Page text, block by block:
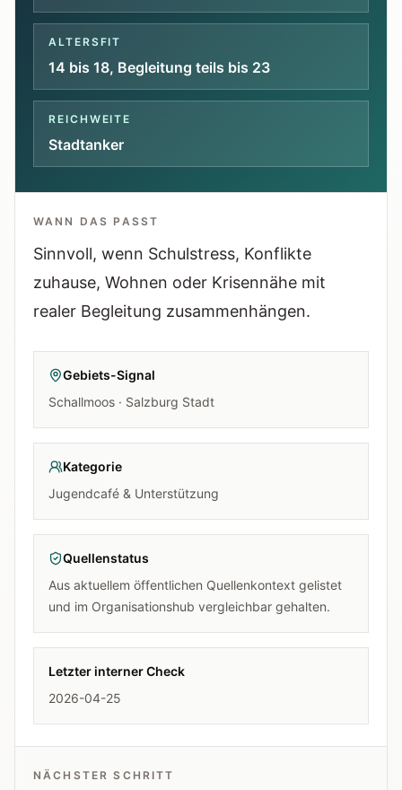
Orientierungshilfen.
ALTERSFIT
14 bis 18, Begleitung teils bis 23
REICHWEITE
Stadtanker
WANN DAS PASST
Sinnvoll, wenn Schulstress, Konflikte
zuhause, Wohnen oder Krisennähe mit
realer Begleitung zusammenhängen.
Gebiets-Signal
Schallmoos · Salzburg Stadt
Kategorie
Jugendcafé & Unterstützung
Quellenstatus
Aus aktuellem öffentlichen Quellenkontext gelistet
und im Organisationshub vergleichbar gehalten.
Letzter interner Check
2026-04-25
NÄCHSTER SCHRITT